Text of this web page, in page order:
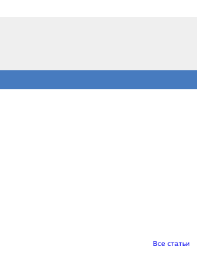
Все статьи